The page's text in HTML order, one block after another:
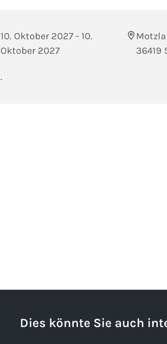
10. Oktober 2027 - 10.
Oktober 2027
36419
.
Dies könnte Sie auch